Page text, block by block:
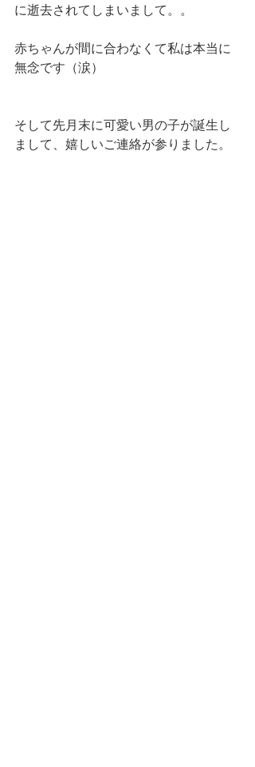
に逝去されてしまいまして。。
赤ちゃんが間に合わなくて私は本当に
無念です（涙）
そして先月末に可愛い男の子が誕生し
まして、嬉しいご連絡が参りました。